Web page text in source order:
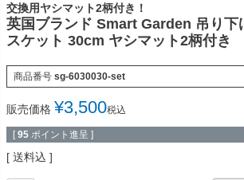
交換用ヤシマット2柄付き！
英国ブランド Smart Garden 吊り下
スケット 30cm ヤシマット2柄付き
商品番号 sg-6030030-set
販売価格 ¥3,500税込
[ 95 ポイント進呈 ]
送料込